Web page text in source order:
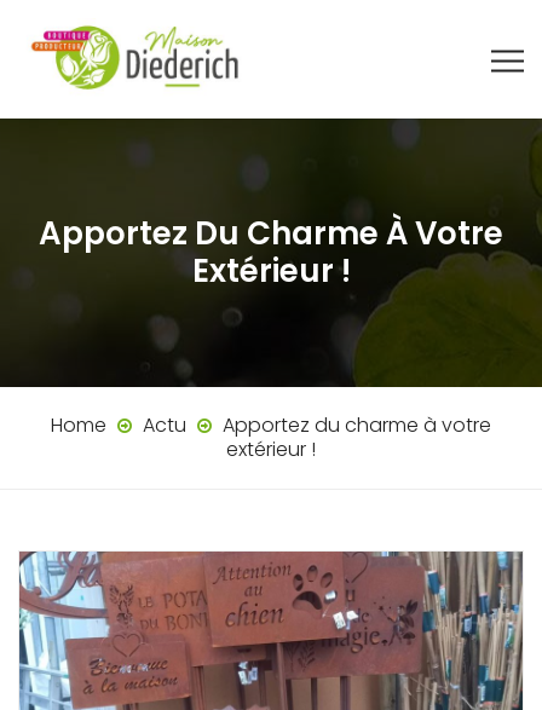
Apportez Du Charme À Votre
Extérieur !
Home Actu
Apportez du charme à votre
extérieur !